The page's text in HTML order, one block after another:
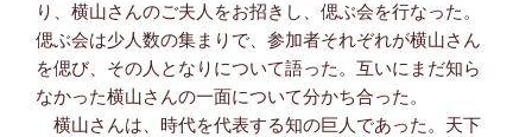
り、横山さんのご夫人をお招きし、偲ぶ会を行なった。
偲ぶ会は少人数の集まりで、参加者それぞれが横山さん
を偲び、その人となりについて語った。互いにまだ知ら
なかった横山さんの一面について分かち合った。
横山さんは、時代を代表する知の巨人であった。天下